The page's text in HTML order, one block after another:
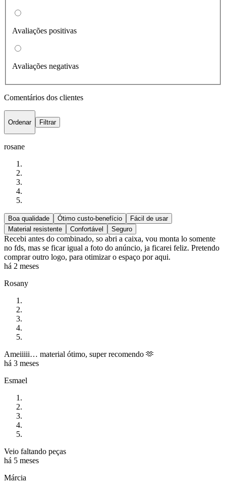
Avaliações positivas
Avaliações negativas
Comentários dos clientes
Ordenar Filtrar
rosane
Boa qualidade Ótimo custo-benefício
Fácil de usar
Material resistente
Confortável Seguro
Recebi antes do combinado, so abri a caixa, vou monta lo somente
no fds, mas se ficar igual a foto do anúncio, ja ficarei feliz. Pretendo
comprar outro logo, para otimizar o espaço por aqui.
há 2 meses
Rosany
Ameiiiii… material ótimo, super recomendo 🫶
há 3 meses
Esmael
Veio faltando peças
há 5 meses
Márcia